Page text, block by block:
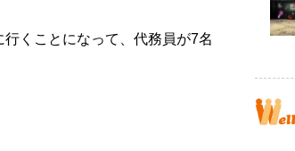
くことになって、代務員が7名